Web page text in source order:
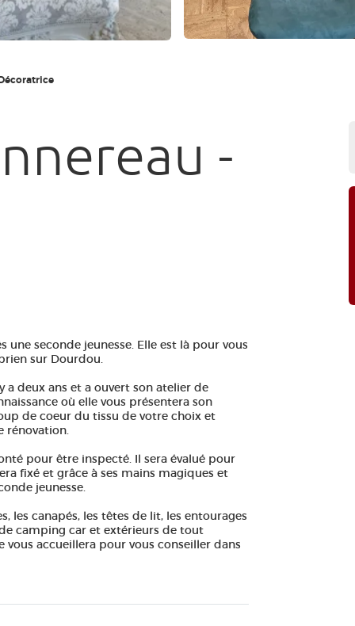
-
une seconde jeunesse. Elle est là pour vous
sur Dourdou.
a deux ans et a ouvert son atelier de
où elle vous présentera son
de coeur du tissu de votre choix et
rénovation.
pour être inspecté. Il sera évalué pour
fixé et grâce à ses mains magiques et
jeunesse.
les canapés, les têtes de lit, les entourages
camping car et extérieurs de tout
vous accueillera pour vous conseiller dans